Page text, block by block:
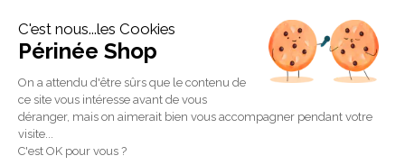
Conseils périnée
Ces perles de Kegel sont aussi considérées comme des boules
de geisha. Elles ont été conçues pour redonner toute sa
tonicité au périnée. Elles ont chacune un poids différent et sont
vendues à l'unité. A vous de choisir : 28, 38 ou 48 g.
Copyright 2011 © Périnée Shop
C'est nous...les Cookies
Périnée Shop
On a attendu d'être sûrs que le contenu de
ce site vous intéresse avant de vous
déranger, mais on aimerait bien vous accompagner pendant votre
visite...
C'est OK pour vous ?